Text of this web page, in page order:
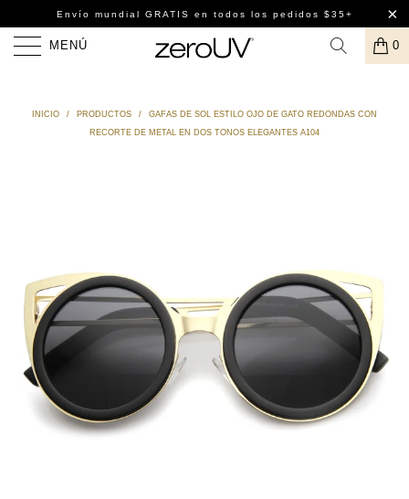
Envío mundial GRATIS en todos los pedidos $35+
MENÚ 0
INICIO / PRODUCTOS /
GAFAS DE SOL ESTILO OJO DE GATO REDONDAS CON
RECORTE DE METAL EN DOS TONOS ELEGANTES A104